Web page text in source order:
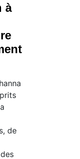
à
de